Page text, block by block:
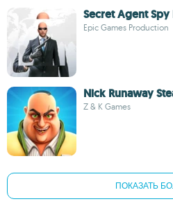
Secret Agent
Epic Games Production
Nick Runaway
Z & K Games
ПОКАЗАТЬ